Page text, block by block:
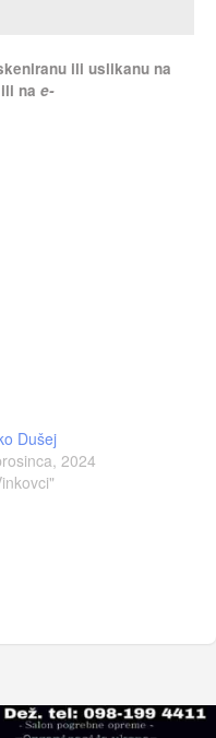
ili uslikanu na
ili nae-
Dušej
2024